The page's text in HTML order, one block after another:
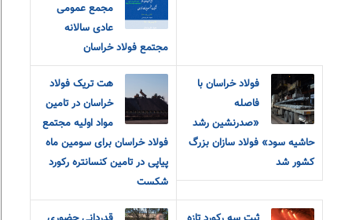
مجمع عمومی
عادی سالانه
مجتمع فولاد خراسان
فولاد خراسان با
فاصله
«صدرنشین رشد
حاشیه سود» فولاد سازان بزرگ
کشور شد
هت تریک فولاد
خراسان در تامین
مواد اولیه مجتمع
فولاد خراسان برای سومین ماه
پیاپی در تامین کنسانتره رکورد
شکست